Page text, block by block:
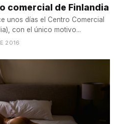
comercial de Finlandia
unos días el Centro Comercial
con el único motivo...
2016